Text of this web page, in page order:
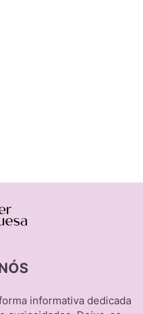
informativa dedicada